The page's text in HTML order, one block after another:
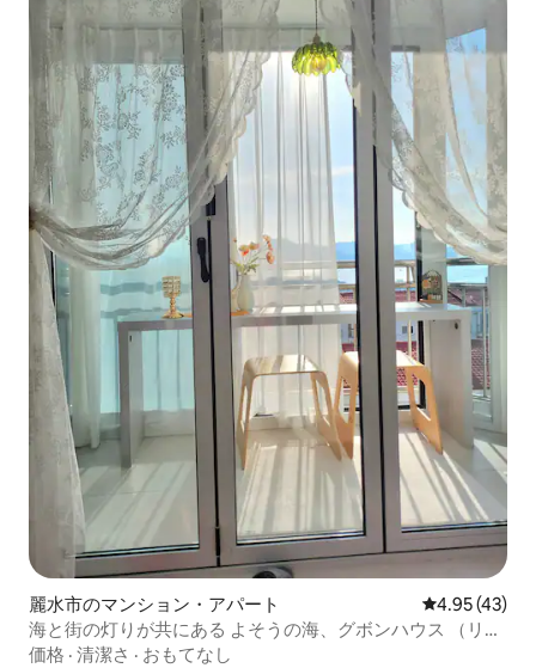
麗水市のマンション・アパート レビュー43
4.95 (43)
海と街の灯りが共にある よそうの海、グボンハウス （リビ
ングルーム+2室2クイーンベッド+トイレ1室）
価格 · 清潔さ · おもてなし